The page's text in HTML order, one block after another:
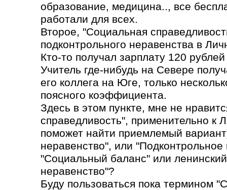
образование, медицина.., все
работали для всех.
Второе, "Социальная
подконтрольного неравенства в
Кто-то получал зарплату 120
Учитель где-нибудь на Севере
его коллега на Юге, только
поясного коэффициента.
Здесь в этом пункте, мне не
справедливость", применительно к
поможет найти приемлемый
неравенство", или
"Социальный баланс" или
неравенство"?
Буду пользоваться пока термином